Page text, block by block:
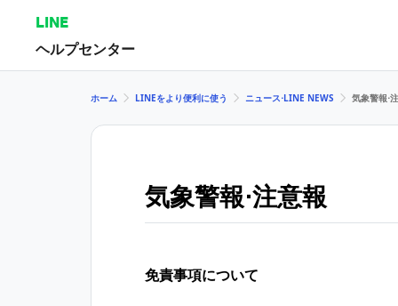
LINE
ヘルプセンター
ホーム LINEをより便利に使う ニュース⋅LINE NEWS 気象警報⋅
気象警報⋅注意報
免責事項について